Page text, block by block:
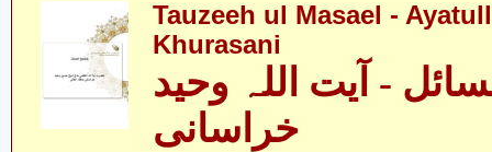
Tauzeeh ul Masael -
Khurasani
- آیت اللہ وحید
خراسانی